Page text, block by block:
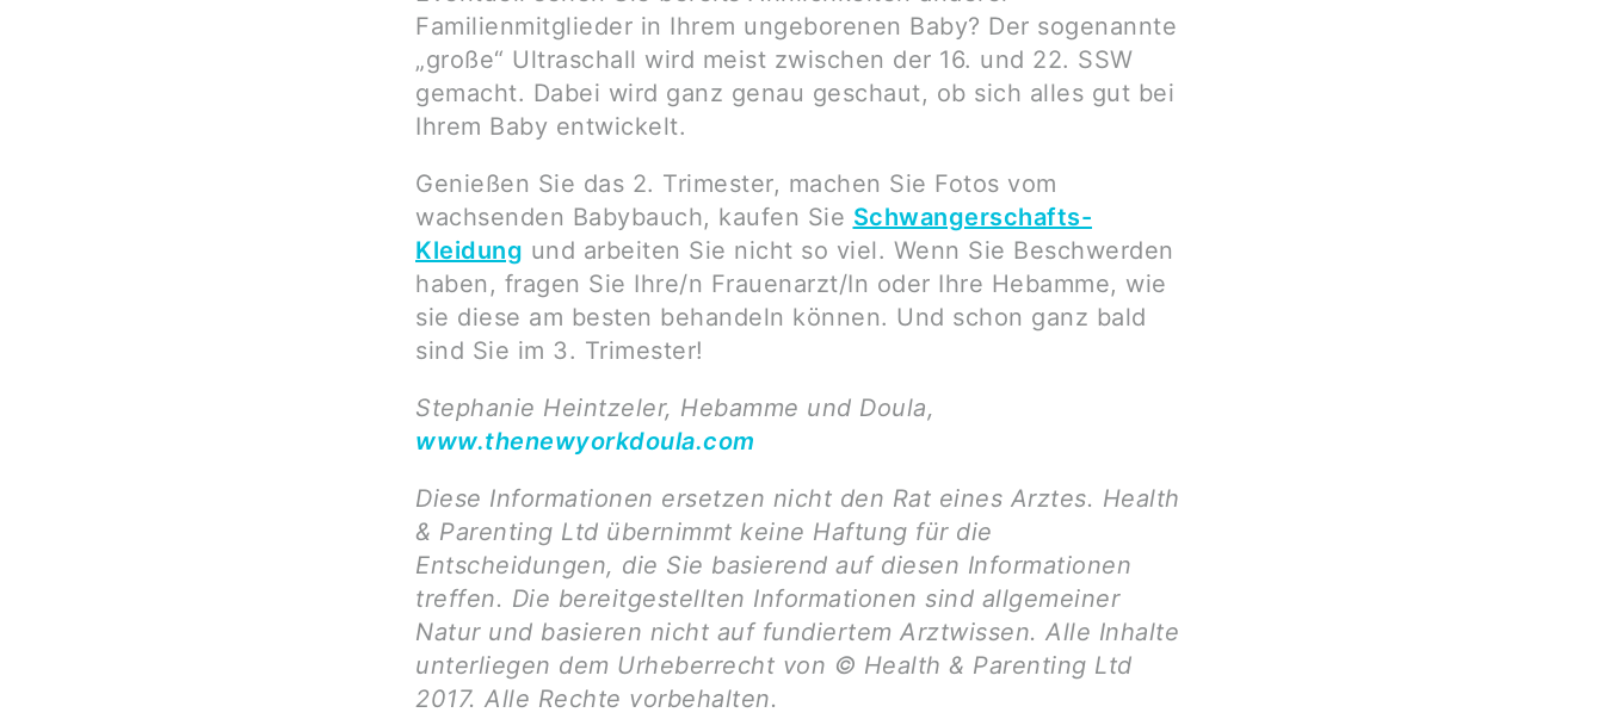
Familienmitglieder in Ihrem ungeborenen Baby? Der sogenannte
„große“ Ultraschall wird meist zwischen der 16. und 22. SSW
gemacht. Dabei wird ganz genau geschaut, ob sich alles gut bei
Ihrem Baby entwickelt.
Genießen Sie das 2. Trimester, machen Sie Fotos vom
wachsenden Babybauch, kaufen Sie Schwangerschafts-
Kleidung und arbeiten Sie nicht so viel. Wenn Sie Beschwerden
haben, fragen Sie Ihre/n Frauenarzt/In oder Ihre Hebamme, wie
sie diese am besten behandeln können. Und schon ganz bald
sind Sie im 3. Trimester!
Stephanie Heintzeler, Hebamme und Doula,
www.thenewyorkdoula.com
Diese Informationen ersetzen nicht den Rat eines Arztes. Health
& Parenting Ltd übernimmt keine Haftung für die
Entscheidungen, die Sie basierend auf diesen Informationen
treffen. Die bereitgestellten Informationen sind allgemeiner
Natur und basieren nicht auf fundiertem Arztwissen. Alle Inhalte
unterliegen dem Urheberrecht von © Health & Parenting Ltd
2017. Alle Rechte vorbehalten.